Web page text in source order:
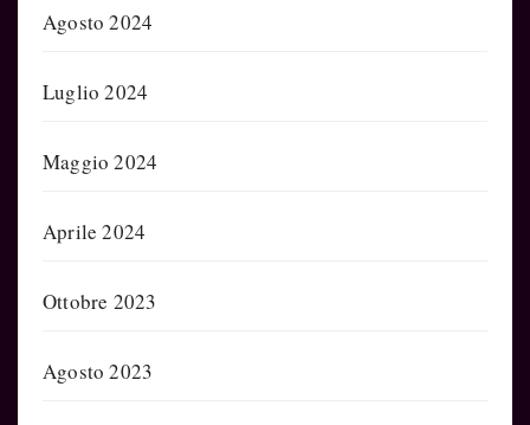
Agosto 2024
Luglio 2024
Maggio 2024
Aprile 2024
Ottobre 2023
Agosto 2023